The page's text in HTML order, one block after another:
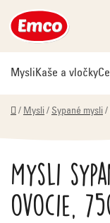
na
obsah
MysliKaše a vločky
Domov
/ Mysli / Sypané mysli /
Mysli
ovocie,